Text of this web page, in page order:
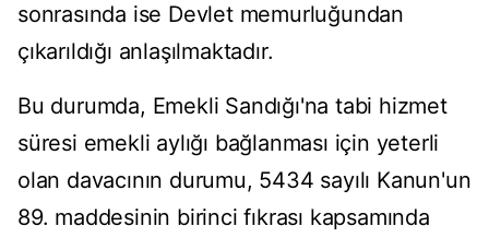
sonrasında ise Devlet memurluğundan
çıkarıldığı anlaşılmaktadır.
Bu durumda, Emekli Sandığı'na tabi hizmet
süresi emekli aylığı bağlanması için yeterli
olan davacının durumu, 5434 sayılı Kanun'un
89. maddesinin birinci fıkrası kapsamında